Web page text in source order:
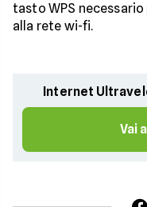
tasto WPS
alla rete wi-fi.
Internet
Vai